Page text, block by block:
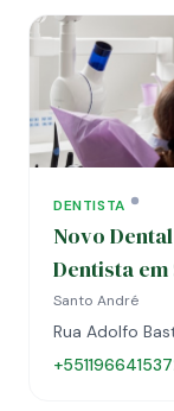
DENTISTA
Novo
Dentista
Dentários |
Santo André
Rua Adolfo